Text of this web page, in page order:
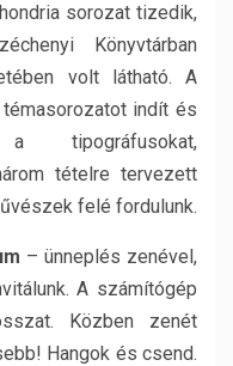
sorozat tizedik,
Könyvtárban
volt látható. A
indít és
tételre tervezett
felé fordulunk.
– ünneplés zenével,
A számítógép
Közben zenét
Hangok és csend.